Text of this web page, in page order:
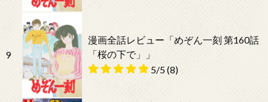
9
漫画全話レビュー「めぞん一刻 第160話
「桜の下で」」
5/5(8)